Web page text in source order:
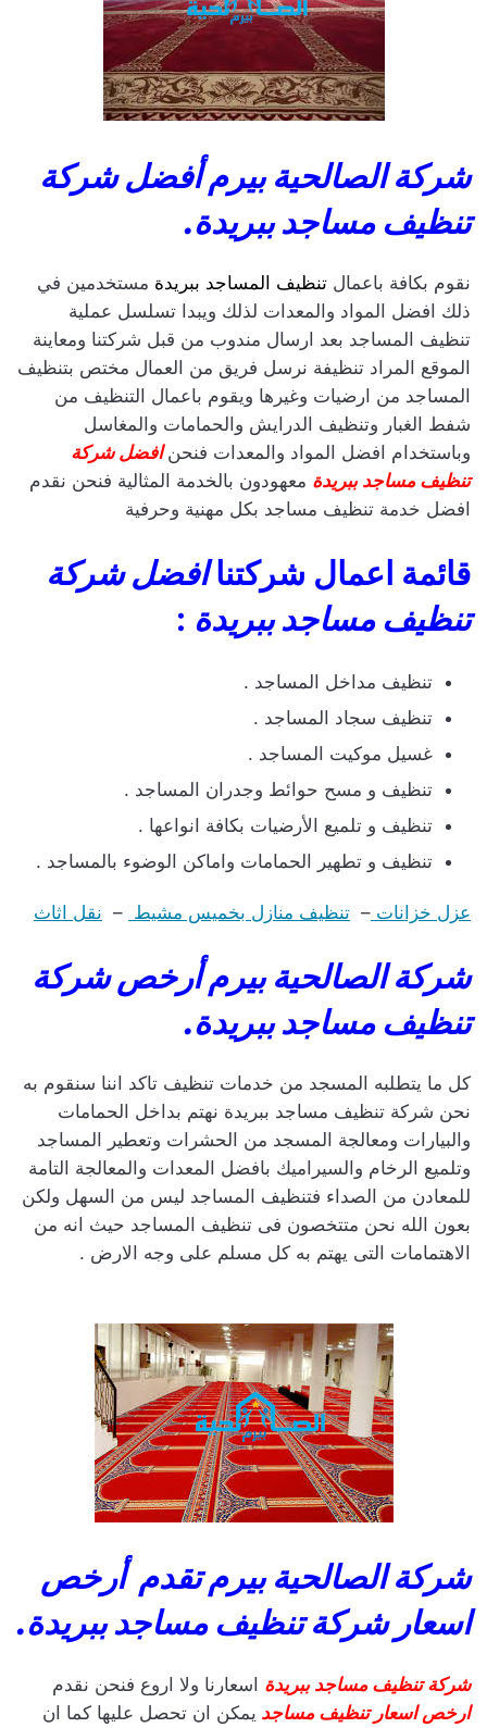
شركة الصالحية بيرم أفضل شركة
تنظيف مساجد ببريدة.
نقوم بكافة باعمال تنظيف المساجد ببريدة مستخدمين في
ذلك افضل المواد والمعدات لذلك ويبدا تسلسل عملية
تنظيف المساجد بعد ارسال مندوب من قبل شركتنا ومعاينة
الموقع المراد تنظيفة نرسل فريق من العمال مختص بتنظيف
المساجد من ارضيات وغيرها ويقوم باعمال التنظيف من
شفط الغبار وتنظيف الدرايش والحمامات والمغاسل
وباستخدام افضل المواد والمعدات فنحنافضل شركة
تنظيف مساجد ببريدة معهودون بالخدمة المثالية فنحن نقدم
افضل خدمة تنظيف مساجد بكل مهنية وحرفية
قائمة اعمال شركتناافضل شركة
تنظيف مساجد ببريدة :
تنظيف مداخل المساجد .
تنظيف سجاد المساجد .
غسيل موكيت المساجد .
تنظيف و مسح حوائط وجدران المساجد .
تنظيف و تلميع الأرضيات بكافة انواعها .
تنظيف و تطهير الحمامات واماكن الوضوء بالمساجد .
عزل خزانات – تنظيف منازل بخميس مشيط – نقل اثاث
شركة الصالحية بيرم أرخص شركة
تنظيف مساجد ببريدة.
كل ما يتطلبه المسجد من خدمات تنظيف تاكد اننا سنقوم به
نحن شركة تنظيف مساجد ببريدة نهتم بداخل الحمامات
والبيارات ومعالجة المسجد من الحشرات وتعطير المساجد
وتلميع الرخام والسيراميك بافضل المعدات والمعالجة التامة
للمعادن من الصداء فتنظيف المساجد ليس من السهل ولكن
بعون الله نحن متتخصون فى تنظيف المساجد حيث انه من
الاهتمامات التى يهتم به كل مسلم على وجه الارض .
شركة الصالحية بيرم تقدم أرخص
اسعار شركة تنظيف مساجد ببريدة.
شركة تنظيف مساجد ببريدة اسعارنا ولا اروع فنحن نقدم
ارخص اسعار تنظيف مساجد يمكن ان تحصل عليها كما ان